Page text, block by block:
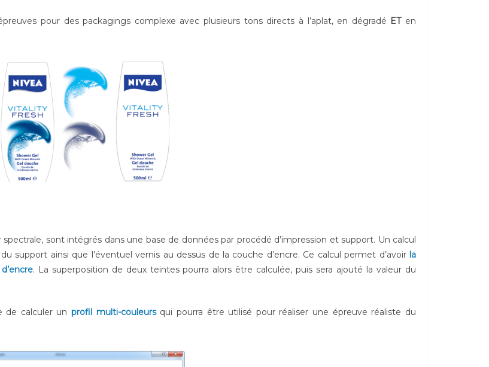
pour des packagings complexe avec plusieurs tons directs à l’aplat, en dégradé ETen
sont intégrés dans une base de données par procédé d’impression et support. Un calcul
support ainsi que l’éventuel vernis au dessus de la couche d’encre. Ce calcul permet d’avoir la
. La superposition de deux teintes pourra alors être calculée, puis sera ajouté la valeur du
de calculer unprofil multi-couleursqui pourra être utilisé pour réaliser une épreuve réaliste du